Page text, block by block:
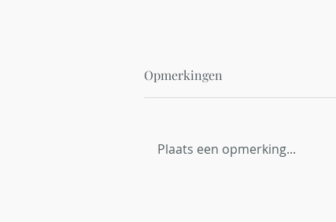
Opmerkingen
Plaats een opmerking...